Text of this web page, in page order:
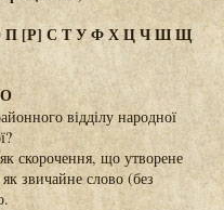
П[Р]СТУФХЦЧШЩ
відділу народної
скорочення, що утворене
як звичайне слово (без